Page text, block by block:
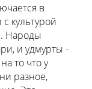
в
культурой
Народы
и удмурты -
то что у
разное,